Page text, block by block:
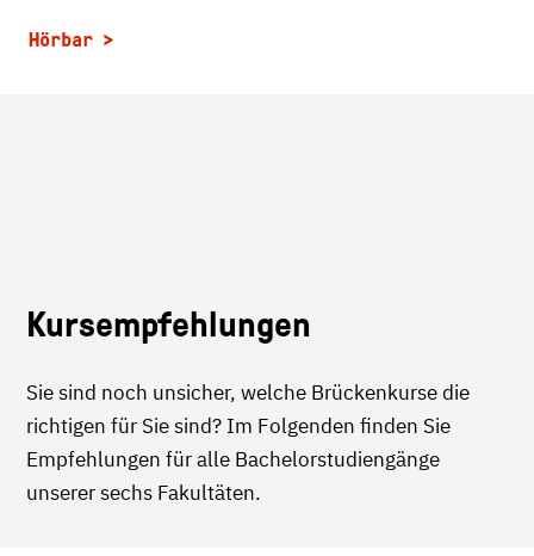
Hörbar
Kursempfehlungen
Sie sind noch unsicher, welche Brückenkurse die
richtigen für Sie sind? Im Folgenden finden Sie
Empfehlungen für alle Bachelorstudiengänge
unserer sechs Fakultäten.